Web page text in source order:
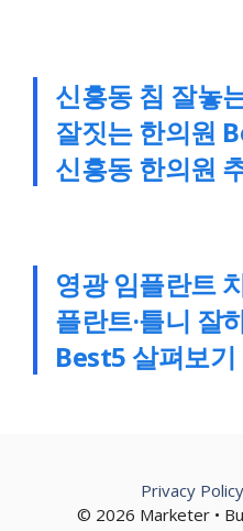
신흥동 침 잘놓
잘짓는 한의원
신흥동 한의원
영광 임플란트
플란트·틀니 잘
Best5 살펴보기
© 2026 Marketer •
Privacy Policy